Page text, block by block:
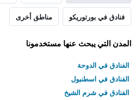
فنادق في بورتوريكو مناطق أخرى
المدن التي يبحث عنها مستخدمونا
الفنادق في الدوحة
الفنادق في اسطنبول
الفنادق في شرم الشيخ